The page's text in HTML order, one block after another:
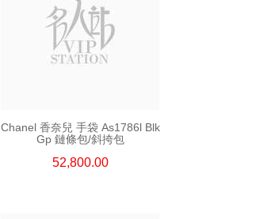
Chanel 香奈兒 手袋 As1786l Blk
Gp 鏈條包/斜挎包
52,800.00